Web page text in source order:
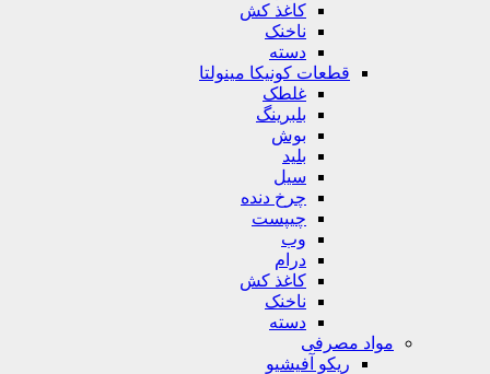
کاغذ کش
ناخنک
دسته
قطعات کونیکا مینولتا
غلطک
بلبرینگ
بوش
بلید
سیل
چرخ دنده
چیپست
وب
درام
کاغذ کش
ناخنک
دسته
مواد مصرفی
ریکو آفیشیو